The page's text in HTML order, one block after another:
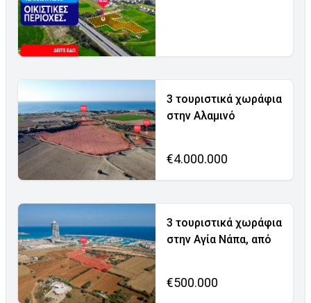
3 τουριστικά χωράφια
στην Αλαμινό
€4.000.000
3 τουριστικά χωράφια
στην Αγία Νάπα, από
€500.000